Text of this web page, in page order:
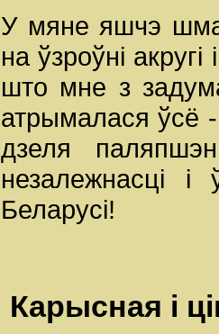
У мяне яшчэ
на ўзроўні
што мне з
атрымалася ўсё
дзеля
незалежнасці
Беларусі!
Карысная і